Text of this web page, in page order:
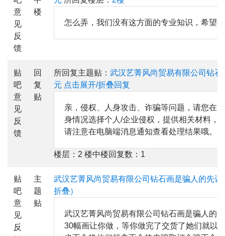
意
见
反
馈
楼
怎么弄，我们没有这方面的专业知识，希望
贴
吧
意
见
反
馈
回
复
贴
所回复主题贴： 武汉艺菁风尚贸易有限公司钻
元 点击展开/折叠回复
亲，侵权、人身攻击、诈骗等问题，请您在
身情况选择个人/企业侵权，提供相关材料，
请注意在电脑端消息通知查看处理结果哦。
楼层：2 楼中楼回复数：1
贴
吧
意
见
反
主
题
贴
武汉艺菁风尚贸易有限公司钻石画是骗人的先
折叠）
武汉艺菁风尚贸易有限公司钻石画是骗人的
30幅画让你做，等你做完了交货了她们就以